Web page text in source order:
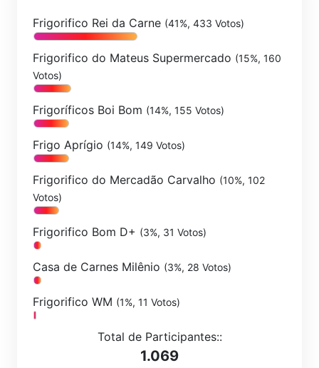
Frigorifico Rei da Carne (41%, 433 Votos)
Frigorifico do Mateus Supermercado (15%, 160
Votos)
Frigoríficos Boi Bom (14%, 155 Votos)
Frigo Aprígio (14%, 149 Votos)
Frigorifico do Mercadão Carvalho (10%, 102
Votos)
Frigorifico Bom D+ (3%, 31 Votos)
Casa de Carnes Milênio (3%, 28 Votos)
Frigorifico WM (1%, 11 Votos)
Total de Participantes::
1.069